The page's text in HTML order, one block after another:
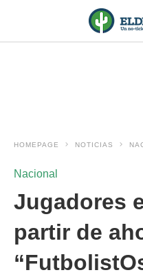
HOMEPAGE NOTICIAS
Nacional
Jugadores
partir de